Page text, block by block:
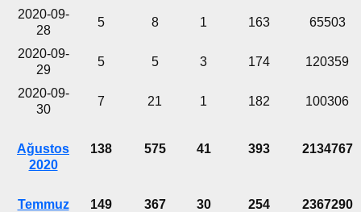
2020-09-
28
5 8 1 163 65503
2020-09-
29
5 5 3 174 120359
2020-09-
30
7 21 1 182 100306
Ağustos
2020
138 575 41 393 2134767
Temmuz
149 367 30 254 2367290